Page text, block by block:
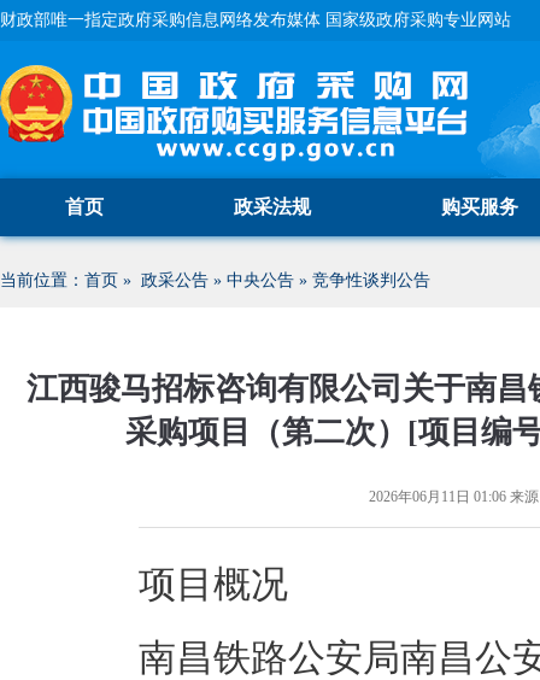
财政部唯一指定政府采购信息网络发布媒体 国家级政府采购专业网站
首页 政采法规 购买服务
当前位置： 首页 » 政采公告 » 中央公告 » 竞争性谈判公告
江西骏马招标咨询有限公司关于南
采购项目（第二次）[项目编
2026年06月11日 01:06 来
项目概况
南昌铁路公安局南昌公